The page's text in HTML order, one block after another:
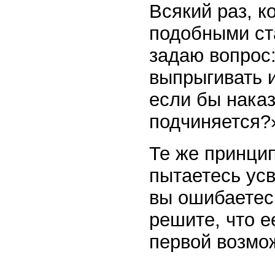
Всякий раз,
подобными
задаю
выпрыгивать
если бы
Те же
пытаетесь
вы
решите, что
первой